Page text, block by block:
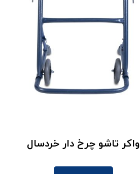
واکر تاشو چرخ دار خردسال